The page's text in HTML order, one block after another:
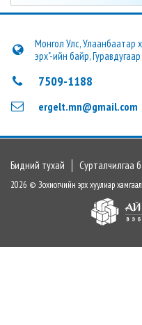
Монгол Улс, Улаанбаатар
эрх"-ийн байр,
7509-1188
ergelt.mn@gmail.com
Бидний тухай Сурталчилгаа
2026 © Зохиогчийн эрх хуулиар